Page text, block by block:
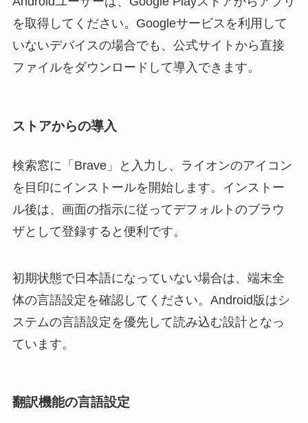
を取得してください。Googleサービスを利用して
いないデバイスの場合でも、公式サイトから直接
ファイルをダウンロードして導入できます。
ストアからの導入
検索窓に「Brave」と入力し、ライオンのアイコン
を目印にインストールを開始します。インストー
ル後は、画面の指示に従ってデフォルトのブラウ
ザとして登録すると便利です。
初期状態で日本語になっていない場合は、端末全
体の言語設定を確認してください。Android版はシ
ステムの言語設定を優先して読み込む設計となっ
ています。
翻訳機能の言語設定